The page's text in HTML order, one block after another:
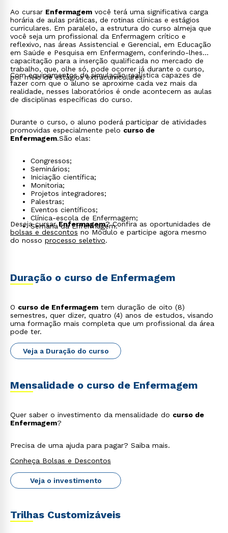
Ao cursar Enfermagem você terá uma significativa carga
horária de aulas práticas, de rotinas clínicas e estágios
curriculares. Em paralelo, a estrutura do curso almeja que
você seja um profissional da Enfermagem crítico e
reflexivo, nas áreas Assistencial e Gerencial, em Educação
em Saúde e Pesquisa em Enfermagem, conferindo-lhes
capacitação para a inserção qualificada no mercado de
trabalho, que, olhe só, pode ocorrer já durante o curso,
por meio de estágios extracurriculares.
Com equipamentos de simulação realística capazes de
fazer com que o aluno se aproxime cada vez mais da
realidade, nesses laboratórios é onde acontecem as aulas
de disciplinas específicas do curso.
Durante o curso, o aluno poderá participar de atividades
promovidas especialmente pelo curso de
Enfermagem.São elas:
Congressos;
Seminários;
Iniciação científica;
Monitoria;
Projetos integradores;
Palestras;
Eventos científicos;
Clínica-escola de Enfermagem;
Semana da Enfermagem.
Deseja cursarEnfermagem? Confira as oportunidades de
bolsas e descontos no Módulo e participe agora mesmo
do nosso processo seletivo.
Duração o curso de Enfermagem
O curso de Enfermagem tem duração de oito (8)
semestres, quer dizer, quatro (4) anos de estudos, visando
uma formação mais completa que um profissional da área
pode ter.
Veja a Duração do curso
Mensalidade o curso de Enfermagem
Quer saber o investimento da mensalidade do curso de
Enfermagem?
Precisa de uma ajuda para pagar? Saiba mais.
Conheça Bolsas e Descontos
Veja o investimento
Trilhas Customizáveis